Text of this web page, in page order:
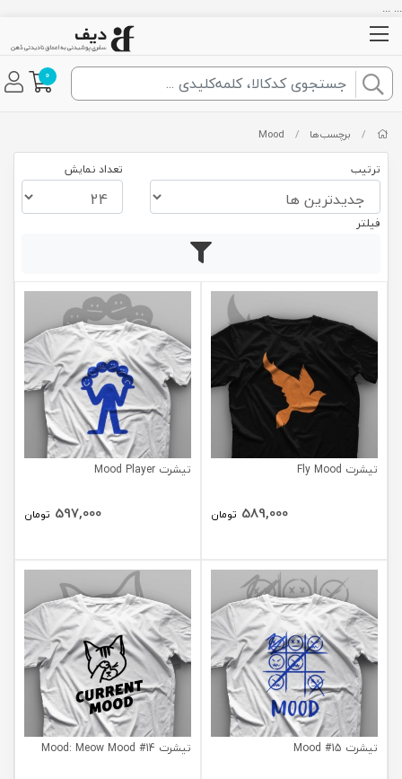
... ...
0
/ برچسب‌ها /
Mood
ترتیب تعداد نمایش
فیلتر
تیشرت Fly Mood
589,000 تومان
تیشرت Mood Player
597,000 تومان
تیشرت Mood #15 تیشرت Mood: Meow Mood #14